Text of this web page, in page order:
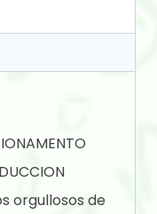
orgullosos de